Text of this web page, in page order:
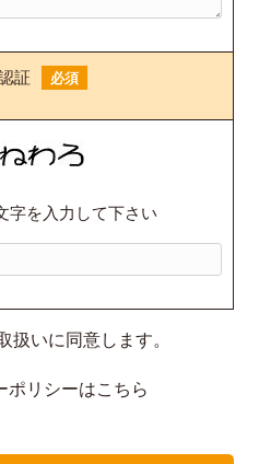
証 必須
字を入力して下さい
扱いに同意します。
ポリシーはこちら